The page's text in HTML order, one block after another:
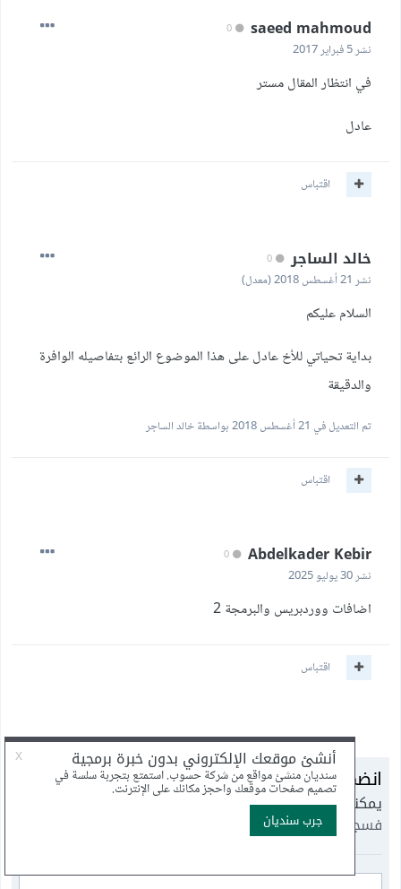
saeed mahmoud
نشر5 فبراير 2017
في انتظار المقال مستر
عادل
اقتباس
خالد الساجر
نشر 21 أغسطس 2018 (معدل)
السلام عليكم
بداية تحياتي للأخ عادل على هذا الموضوع الرائع بتفاصيله الوافرة
والدقيقة
تم التعديل في 21 أغسطس 2018 بواسطة خالد الساجر
اقتباس
Abdelkader Kebir
نشر30 يوليو 2025
اضافات ووردبريس والبرمجة 2
اقتباس
انضم إلى النقاش
يمكنك أن تنشر الآن وتسجل لاحقًا. إذا كان لديك حساب،
فسجل الدخول الآنلتنشر باسم حسابك.